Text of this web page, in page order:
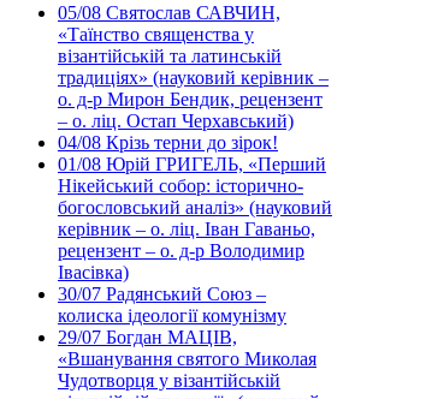
05/08 Святослав САВЧИН,
«Таїнство священства у
візантійській та латинській
традиціях» (науковий керівник –
о. д-р Мирон Бендик, рецензент
– о. ліц. Остап Черхавський)
04/08 Крізь терни до зірок!
01/08 Юрій ГРИГЕЛЬ, «Перший
Нікейський собор: історично-
богословський аналіз» (науковий
керівник – о. ліц. Іван Гаваньо,
рецензент – о. д-р Володимир
Івасівка)
30/07 Радянський Союз –
колиска ідеології комунізму
29/07 Богдан МАЦІВ,
«Вшанування святого Миколая
Чудотворця у візантійській